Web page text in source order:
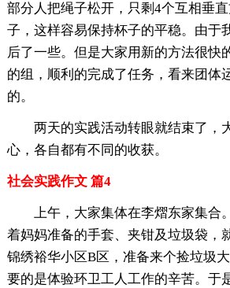
部分人把绳子松开，只剩4个互相垂
子，这样容易保持杯子的平稳。由于
后了一些。但是大家用新的方法很快
的组，顺利的完成了任务，看来团体
的。
两天的实践活动转眼就结束了，
心，各自都有不同的收获。
社会实践作文 篇4
上午，大家集体在李熠东家集合
着妈妈准备的手套、夹钳及垃圾袋，
锦绣裕华小区B区，准备来个捡垃圾
要的是体验环卫工人工作的辛苦。于